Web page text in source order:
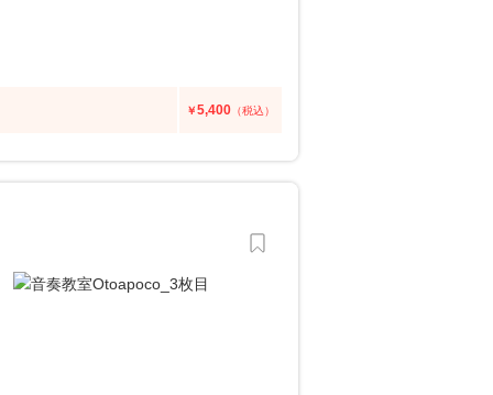
￥5,400 （税込）